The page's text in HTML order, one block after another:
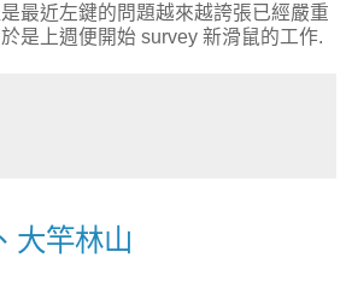
最近左鍵的問題越來越誇張已經嚴重
是上週便開始 survey 新滑鼠的工作.
大竿林山